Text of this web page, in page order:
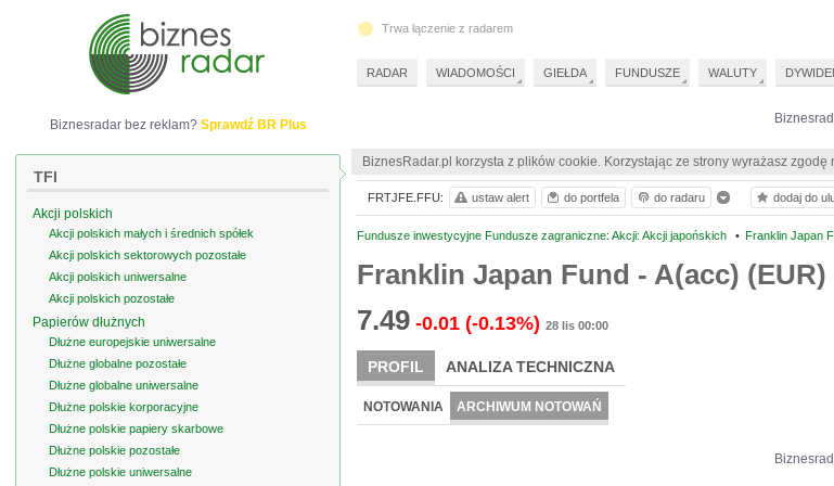
BiznesRadar.pl korzysta z plików cookie. Korzystając ze strony wyrażasz
Fundusze inwestycyjne Fundusze zagraniczne: Akcji: Akcji japońskich • Franklin Japan
Franklin Japan Fund - A(acc) (EUR)
7.49 -0.01 (-0.13%) 28 lis 00:00
PROFIL ANALIZA TECHNICZNA
NOTOWANIA ARCHIWUM NOTOWAŃ
FRTJFE.FFU: ustaw alert do portfela do radaru dodaj do
Biznesradar bez reklam? Sprawdź BR Plus
TFI
Akcji polskich
Akcji polskich małych i średnich spółek
Akcji polskich sektorowych pozostałe
Akcji polskich uniwersalne
Akcji polskich pozostałe
Papierów dłużnych
Dłużne europejskie uniwersalne
Dłużne globalne pozostałe
Dłużne globalne uniwersalne
Dłużne polskie korporacyjne
Dłużne polskie papiery skarbowe
Dłużne polskie pozostałe
Dłużne polskie uniwersalne
Trwa łączenie z radarem
RADAR WIADOMOŚCI GIEŁDA FUNDUSZE WALUTY